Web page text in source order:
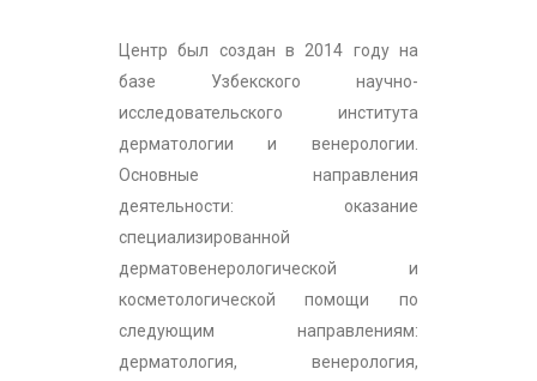
Центр был создан в 2014 году на
базе Узбекского научно-
исследовательского института
дерматологии и венерологии.
Основные направления
деятельности: оказание
специализированной
дерматовенерологической и
косметологической помощи по
следующим направлениям:
дерматология, венерология,